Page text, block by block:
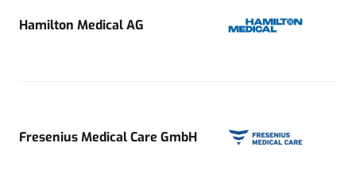
Hamilton Medical AG
Fresenius Medical Care GmbH